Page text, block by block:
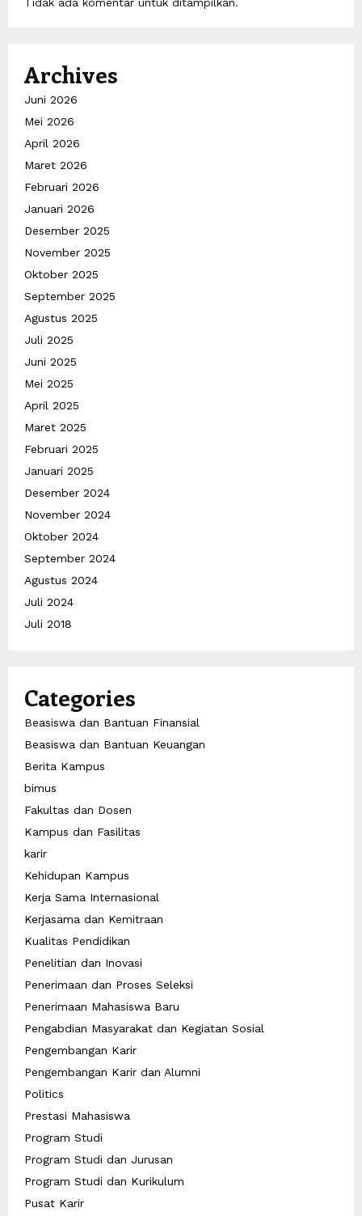
Archives
Juni 2026
Mei 2026
April 2026
Maret 2026
Februari 2026
Januari 2026
Desember 2025
November 2025
Oktober 2025
September 2025
Agustus 2025
Juli 2025
Juni 2025
Mei 2025
April 2025
Maret 2025
Februari 2025
Januari 2025
Desember 2024
November 2024
Oktober 2024
September 2024
Agustus 2024
Juli 2024
Juli 2018
Categories
Beasiswa dan Bantuan Finansial
Beasiswa dan Bantuan Keuangan
Berita Kampus
bimus
Fakultas dan Dosen
Kampus dan Fasilitas
karir
Kehidupan Kampus
Kerja Sama Internasional
Kerjasama dan Kemitraan
Kualitas Pendidikan
Penelitian dan Inovasi
Penerimaan dan Proses Seleksi
Penerimaan Mahasiswa Baru
Pengabdian Masyarakat dan Kegiatan Sosial
Pengembangan Karir
Pengembangan Karir dan Alumni
Politics
Prestasi Mahasiswa
Program Studi
Program Studi dan Jurusan
Program Studi dan Kurikulum
Pusat Karir